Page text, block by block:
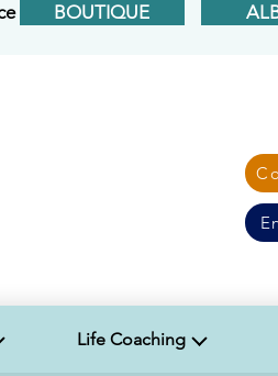
< BOUTIQUE
Life Coaching